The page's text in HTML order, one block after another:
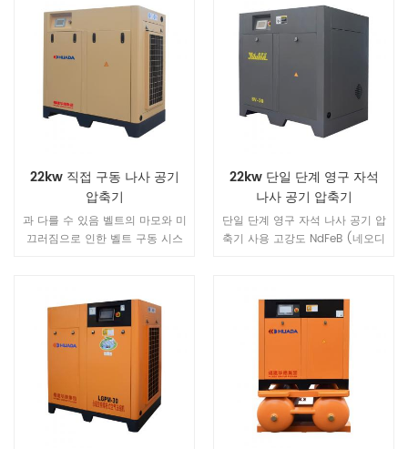
22kw 직접 구동 나사 공기
압축기
과 다를 수 있음 벨트의 마모와 미
끄러짐으로 인한 벨트 구동 시스
효율과 일정한 흐름을 보장하는
것입니다.
22kw 단일 단계 영구 자석
나사 공기 압축기
단일 단계 영구 자석 나사 공기 압
축기 사용 고강도 NdFeB (네오디
은 크기, 경량, 고효율, 좋은 특성
등, 일련의 장점을 가지고 있습니